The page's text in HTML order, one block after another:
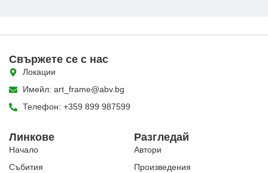
Разгледай
Автори
Произведения
Линкове
Начало
Събития
Свържете се с нас
Локации
Имейл: art_frame@abv.bg
Телефон: +359 899 987599